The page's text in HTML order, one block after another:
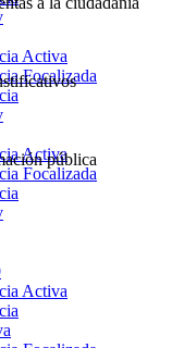
Activa
Focalizada
Activa
Focalizada
Activa
pública